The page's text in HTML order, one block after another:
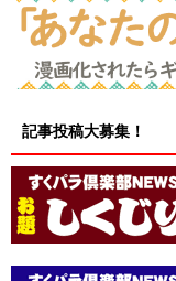
記事投稿大募集！